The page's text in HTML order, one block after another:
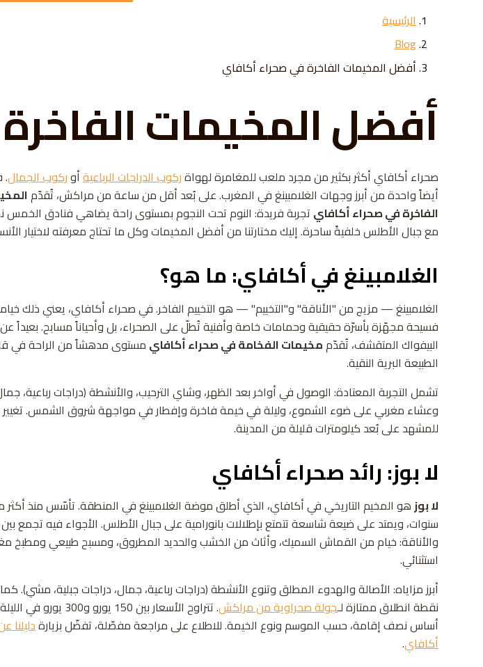
الرئيسية
Blog
أفضل المخيمات الفاخرة في صحراء أكافاي
أفضل المخيمات
صحراء أكافاي أكثر بكثير من مجرد ملعب للمغامرة لهواةركوب الدراجات الرباعيةأوركوب الجمال.
أيضاً واحدة من أبرز وجهات الغلامبينغ في المغرب. على بُعد أقل من ساعة من مراكش، تُقدّم
الفاخرة في صحراء أكافاي تجربة فريدة: النوم تحت النجوم بمستوى راحة يضاهي فنادق الخمس
مع جبال الأطلس خلفيةً ساحرة. إليك مختارتنا من أفضل المخيمات وكل ما تحتاج معرفته لاختيار
الغلامبينغ في أكافاي: ما هو؟
الغلامبينغ — مزيج من "الأناقة" و"التخييم" — هو التخييم الفاخر. في صحراء أكافاي، يعني ذلك
فسيحة مجهّزة بأسرّة حقيقية وحمامات خاصة وأفنية تُطلّ على الصحراء، بل وأحياناً مسابح. بعيداً
البيفواك المتقشف، تُقدّممخيمات الفخامة في صحراء أكافاي مستوى مدهشاً من الراحة في
الطبيعة البرية النقية.
تشمل التجربة المعتادة: الوصول في أواخر بعد الظهر، وشاي الترحيب، والأنشطة (دراجات رباعية،
وعشاء مغربي على ضوء الشموع، وليلة في خيمة فاخرة وإفطار في مواجهة شروق الشمس. تغيير
للمشهد على بُعد كيلومترات قليلة من المدينة.
لا بوز: رائد صحراء أكافاي
لا بوزهو المخيم التاريخي في أكافاي، الذي أطلق موضة الغلامبينغ في المنطقة. تأسّس منذ
سنوات، ويمتد على ضيعة شاسعة تتمتع بإطلالات بانورامية على جبال الأطلس. الأجواء فيه تجمع بين
والأناقة: خيام من القماش السميك، وأثاث من الخشب والحديد المطروق، ومسبح طبيعي ومطبخ
استثنائي.
أبرز مزاياه: الأصالة والهدوء المطلق وتنوع الأنشطة (دراجات رباعية، جمال، دراجات جبلية، مشي).
نقطة انطلاق ممتازة لـجولة صحراوية من مراكش
. تتراوح الأسعار بين 150 يورو و300
أساس نصف إقامة، حسب الموسم ونوع الخيمة. للاطلاع على مراجعة مفصّلة، تفضّل بزيارةدليلنا
أكافاي.